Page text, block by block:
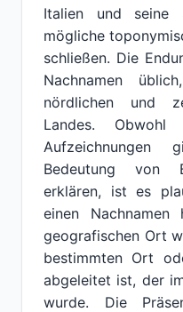
Italien und seine
mögliche
schließen. Die
Nachnamen
nördlichen und
Landes.
Bedeutung von
erklären, ist es
einen
geografischen Ort
bestimmten Ort
abgeleitet ist, der
wurde. Die